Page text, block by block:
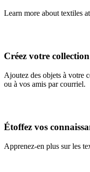
Learn more about textiles
Créez votre
Ajoutez des objets à votre
ou à vos amis par courriel.
Étoffez vos
Apprenez-en plus sur les